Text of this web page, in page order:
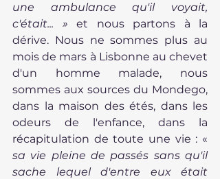
une ambulance qu'il voyait,
c'était... » et nous partons à la
dérive. Nous ne sommes plus au
mois de mars à Lisbonne au chevet
d'un homme malade, nous
sommes aux sources du Mondego,
dans la maison des étés, dans les
odeurs de l'enfance, dans la
récapitulation de toute une vie : «
sa vie pleine de passés sans qu'il
sache lequel d'entre eux était